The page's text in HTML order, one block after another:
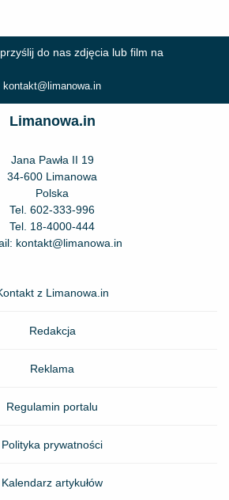
do nas zdjęcia lub film na
kontakt@limanowa.in
Limanowa.in
Jana Pawła II 19
34-600 Limanowa
Polska
Tel. 602-333-996
Tel. 18-4000-444
kontakt@limanowa.in
z Limanowa.in
Redakcja
Reklama
Regulamin portalu
Polityka prywatności
Kalendarz artykułów